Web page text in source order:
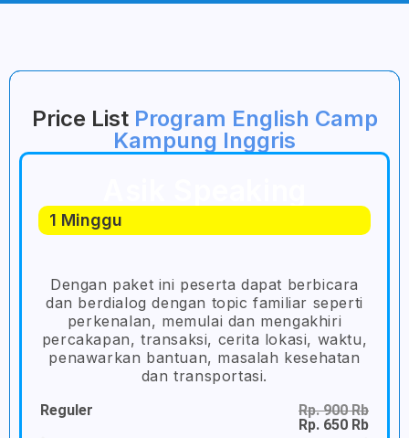
Price List Program English Camp
Kampung Inggris
1 Minggu
Dengan paket ini peserta dapat berbicara
dan berdialog dengan topic familiar seperti
perkenalan, memulai dan mengakhiri
percakapan, transaksi, cerita lokasi, waktu,
penawarkan bantuan, masalah kesehatan
dan transportasi.
Reguler
Rp. 900 Rb
Rp. 650 Rb